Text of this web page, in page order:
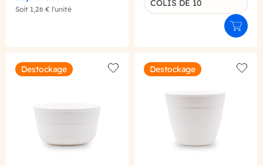
Soit 1,26 € l'unité
COLIS DE 10
Destockage
Add to wishlist
Destockage